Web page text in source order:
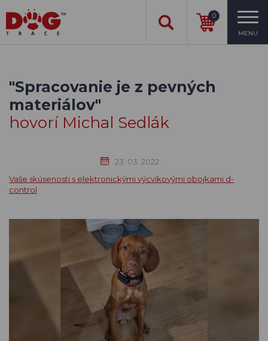
0
MENU
"Spracovanie je z pevných
materiálov"
hovorí Michal Sedlák
23. 03. 2022
Vaše skúsenosti s elektronickými výcvikovými obojkami d-
control